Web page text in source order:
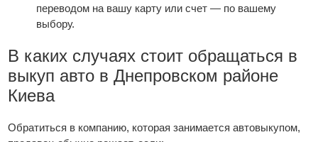
переводом на вашу карту или счет — по вашему
выбору.
В каких случаях стоит обращаться в
выкуп авто в Днепровском районе
Киева
Обратиться в компанию, которая занимается автовыкупом,